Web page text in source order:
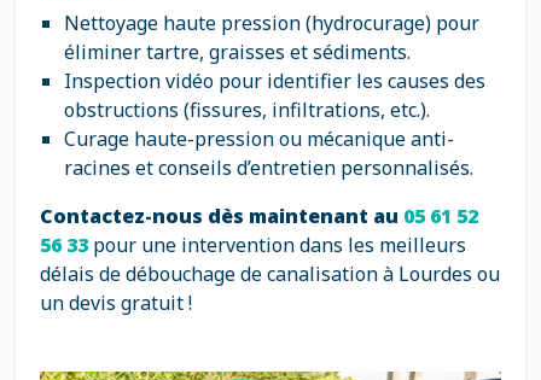
Nettoyage haute pression (hydrocurage) pour
éliminer tartre, graisses et sédiments.
Inspection vidéo pour identifier les causes des
obstructions (fissures, infiltrations, etc.).
Curage haute-pression ou mécanique anti-
racines et conseils d’entretien personnalisés.
Contactez-nous dès maintenant au 05 61 52
56 33 pour une intervention dans les meilleurs
délais de débouchage de canalisation à Lourdes ou
un devis gratuit !